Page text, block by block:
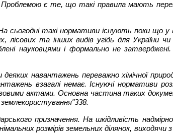
Проблемою є те, що такі правила мають
сьогодні такі нормативи існують поки що у
та інших видів угідь для України чи
науковцями і формально не
навантажень переважно хімічної
взагалі немає. Існуючі нормативи
актами. Основна частина таких
землекористування"338.
призначення. На шкідливість
розмірів земельних ділянок, виходячи